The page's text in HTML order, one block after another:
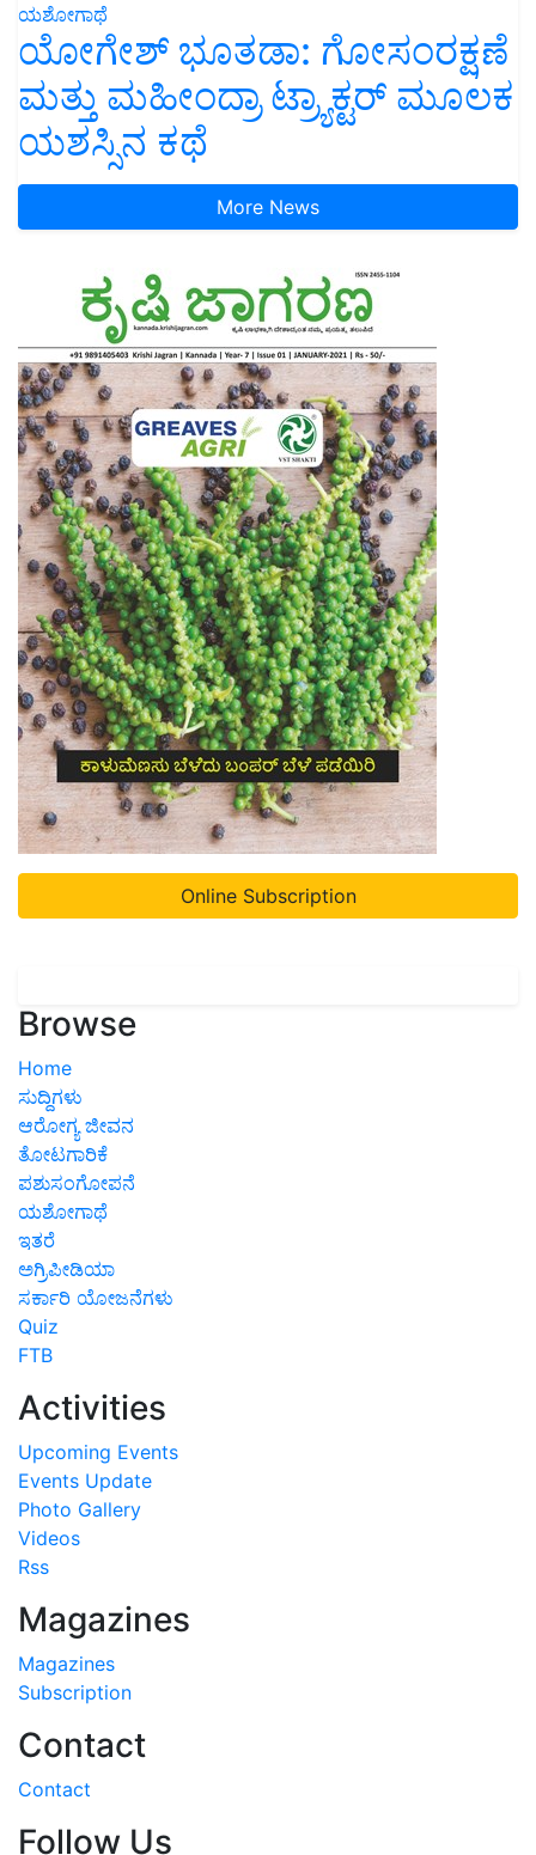
ಯಶೋಗಾಥೆ
ಯೋಗೇಶ್ ಭೂತಡಾ: ಗೋಸಂರಕ್ಷಣೆ
ಮತ್ತು ಮಹೀಂದ್ರಾ ಟ್ರ್ಯಾಕ್ಟರ್ ಮೂಲಕ
ಯಶಸ್ಸಿನ ಕಥೆ
More News
Online Subscription
Browse
Home
ಸುದ್ದಿಗಳು
ಆರೋಗ್ಯ ಜೀವನ
ತೋಟಗಾರಿಕೆ
ಪಶುಸಂಗೋಪನೆ
ಯಶೋಗಾಥೆ
ಇತರೆ
ಅಗ್ರಿಪೀಡಿಯಾ
ಸರ್ಕಾರಿ ಯೋಜನೆಗಳು
Quiz
FTB
Activities
Upcoming Events
Events Update
Photo Gallery
Videos
Rss
Magazines
Magazines
Subscription
Contact
Contact
Follow Us